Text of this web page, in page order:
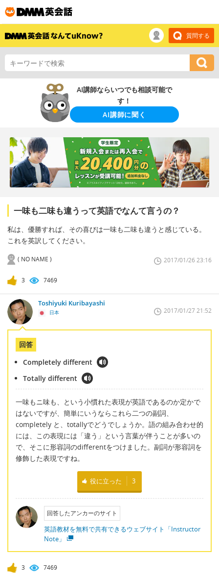
質問する
AI講師ならいつでも相談可能で
す！
AI講師に聞く
一味も二味も違うって英語でなんて言うの？
私は、優勝すれば、その喜びは一味も二味も違うと感じている。
これを英訳してください。
( NO NAME ) 2017/01/26 23:16
3 7469
Toshiyuki Kuribayashi
日本 2017/01/27 21:52
回答
Completely different
Totally different
一味もニ味も、という小慣れた表現が英語であるのか定かで
はないですが、簡単にいうならこれら二つの副詞、
completely と、totallyでどうでしょうか。語の組み合わせ的
には、この表現には「違う」という言葉が伴うことが多いの
で、そこに形容詞のdifferentをつけました。副詞が形容詞を
修飾した表現ですね。
役に立った 3
回答したアンカーのサイト
英語教材を無料で共有できるウェブサイト「Instructor
Note」
3 7469